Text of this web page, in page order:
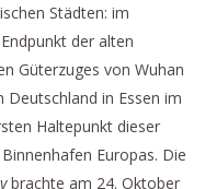
Städten: im
der alten
Güterzuges von Wuhan
Deutschland in Essen im
Haltepunkt dieser
Europas. Die
brachte am 24. Oktober